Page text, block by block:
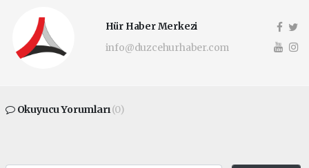
Hür Haber Merkezi
info@duzcehurhaber.com
Okuyucu Yorumları(0)